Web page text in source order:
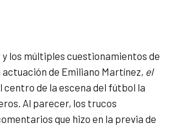
y los múltiples cuestionamientos de
de Emiliano Martínez, el
centro de la escena del fútbol la
Al parecer, los trucos
que hizo en la previa de